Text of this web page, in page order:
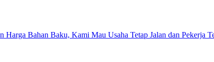
Bahan Baku, Kami Mau Usaha Tetap Jalan dan Pekerja